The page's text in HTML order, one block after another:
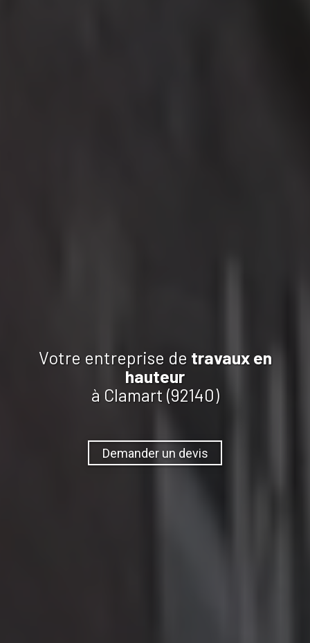
Votre entreprise de travaux en
hauteur
à Clamart (92140)
Demander un devis